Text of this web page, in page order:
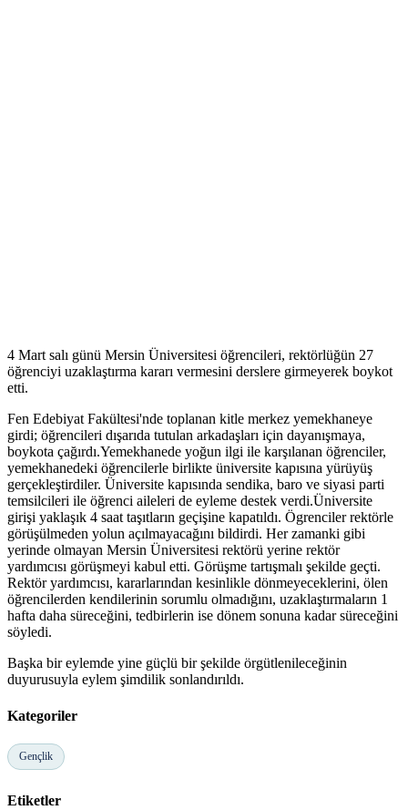
4 Mart salı günü Mersin Üniversitesi öğrencileri, rektörlüğün 27
öğrenciyi uzaklaştırma kararı vermesini derslere girmeyerek boykot
etti.
Fen Edebiyat Fakültesi'nde toplanan kitle merkez yemekhaneye
girdi; öğrencileri dışarıda tutulan arkadaşları için dayanışmaya,
boykota çağırdı.Yemekhanede yoğun ilgi ile karşılanan öğrenciler,
yemekhanedeki öğrencilerle birlikte üniversite kapısına yürüyüş
gerçekleştirdiler. Üniversite kapısında sendika, baro ve siyasi parti
temsilcileri ile öğrenci aileleri de eyleme destek verdi.Üniversite
girişi yaklaşık 4 saat taşıtların geçişine kapatıldı. Ögrenciler rektörle
görüşülmeden yolun açılmayacağını bildirdi. Her zamanki gibi
yerinde olmayan Mersin Üniversitesi rektörü yerine rektör
yardımcısı görüşmeyi kabul etti. Görüşme tartışmalı şekilde geçti.
Rektör yardımcısı, kararlarından kesinlikle dönmeyeceklerini, ölen
öğrencilerden kendilerinin sorumlu olmadığını, uzaklaştırmaların 1
hafta daha süreceğini, tedbirlerin ise dönem sonuna kadar süreceğini
söyledi.
Başka bir eylemde yine güçlü bir şekilde örgütlenileceğinin
duyurusuyla eylem şimdilik sonlandırıldı.
Kategoriler
Gençlik
Etiketler